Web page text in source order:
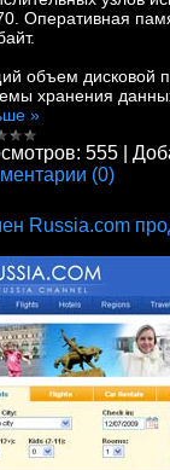
Оперативная
объем дисковой
хранения
»
555
(0)
Russia.com